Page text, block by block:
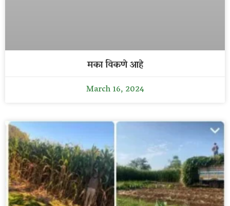
मका विकणे आहे
March 16, 2024